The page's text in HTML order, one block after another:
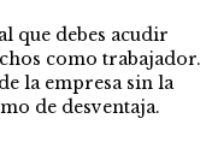
que debes acudir
como trabajador.
la empresa sin la
de desventaja.